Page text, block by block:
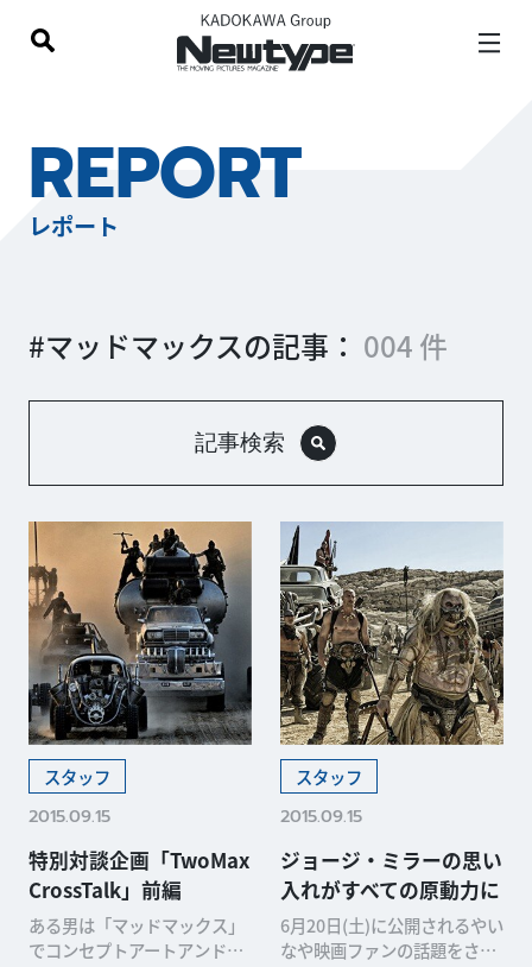
REPORT
レポート
#マッドマックスの記事： 004 件
記事検索
スタッフ
2015.09.15
特別対談企画「TwoMax
CrossTalk」前編
ある男は「マッドマックス」
でコンセプトアートアンドデ
スタッフ
2015.09.15
ジョージ・ミラーの思い
入れがすべての原動力に
6月20日(土)に公開されるやい
なや映画ファンの話題をさら